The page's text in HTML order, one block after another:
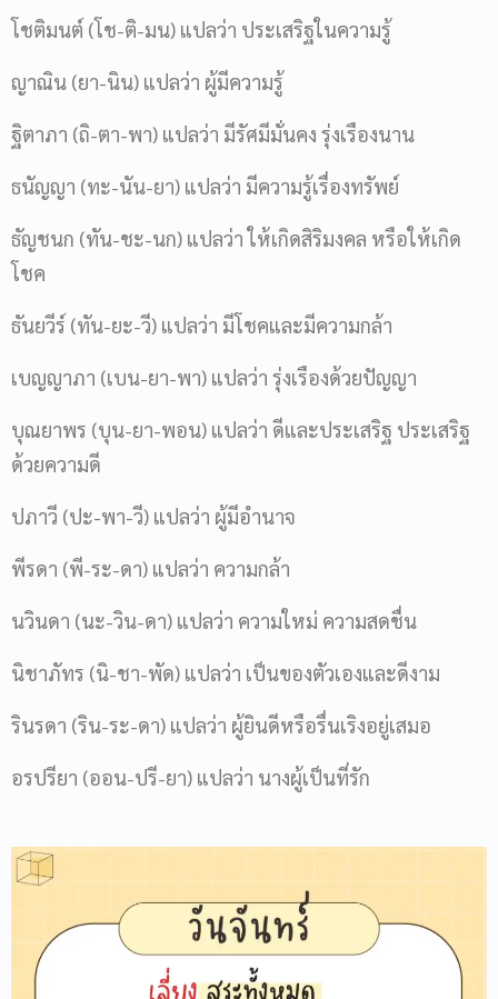
โชติมนต์ (โช-ติ-มน) แปลว่า ประเสริฐในความรู้
ญาณิน (ยา-นิน) แปลว่า ผู้มีความรู้
ฐิตาภา (ถิ-ตา-พา) แปลว่า มีรัศมีมั่นคง รุ่งเรืองนาน
ธนัญญา (ทะ-นัน-ยา) แปลว่า มีความรู้เรื่องทรัพย์
ธัญชนก (ทัน-ชะ-นก) แปลว่า ให้เกิดสิริมงคล หรือให้เกิด
โชค
ธันยวีร์ (ทัน-ยะ-วี) แปลว่า มีโชคและมีความกล้า
เบญญาภา (เบน-ยา-พา) แปลว่า รุ่งเรืองด้วยปัญญา
บุณยาพร (บุน-ยา-พอน) แปลว่า ดีและประเสริฐ ประเสริฐ
ด้วยความดี
ปภาวี (ปะ-พา-วี) แปลว่า ผู้มีอำนาจ
พีรดา (พี-ระ-ดา) แปลว่า ความกล้า
นวินดา (นะ-วิน-ดา) แปลว่า ความใหม่ ความสดชื่น
นิชาภัทร (นิ-ชา-พัด) แปลว่า เป็นของตัวเองและดีงาม
รินรดา (ริน-ระ-ดา) แปลว่า ผู้ยินดีหรือรื่นเริงอยู่เสมอ
อรปรียา (ออน-ปรี-ยา) แปลว่า นางผู้เป็นที่รัก